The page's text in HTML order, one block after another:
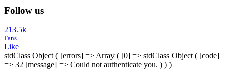
Follow us
213.5k
Fans
Like
stdClass Object ( [errors] => Array ( [0] => stdClass Object ( [code]
=> 32 [message] => Could not authenticate you. ) ) )